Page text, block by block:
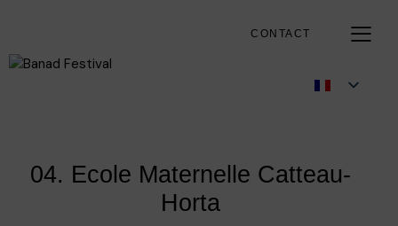
CONTACT
04. Ecole Maternelle Catteau-
Horta